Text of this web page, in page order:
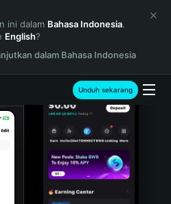
ini dalam Bahasa Indonesia.
English?
dalam Bahasa Indonesia
Unduh sekarang